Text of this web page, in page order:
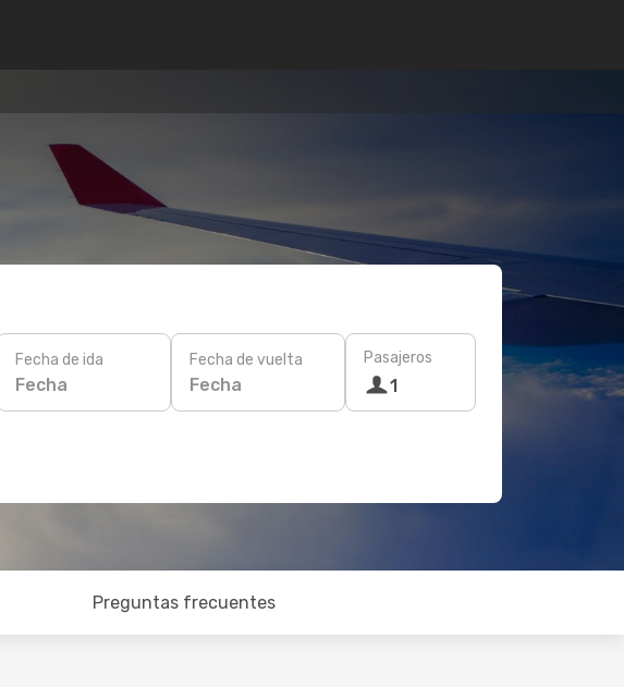
Fecha de ida
Fecha
Fecha de vuelta
Fecha
Pasajeros
1
Preguntas frecuentes